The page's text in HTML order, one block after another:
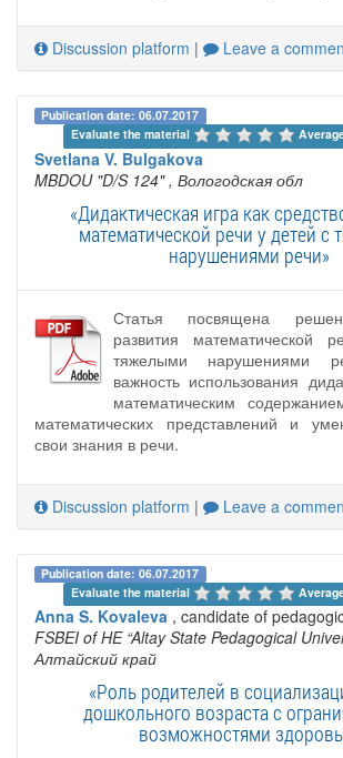
Discussion platform | Leave a
Publication date: 06.07.2017
Evaluate the material
Svetlana V. Bulgakova
MBDOU "D/S 124" , Вологодская обл
«Дидактическая игра как
математической речи у детей с
нарушениями речи»
Статья посвящена
развития математической
тяжелыми нарушениями
важность использования
математическим
математических представлений и
свои знания в речи.
Discussion platform | Leave a
Publication date: 06.07.2017
Evaluate the material
Anna S. Kovaleva , candidate of
FSBEI of HE “Altay State Pedagogical
Алтайский край
«Роль родителей в
дошкольного возраста с
возможностями